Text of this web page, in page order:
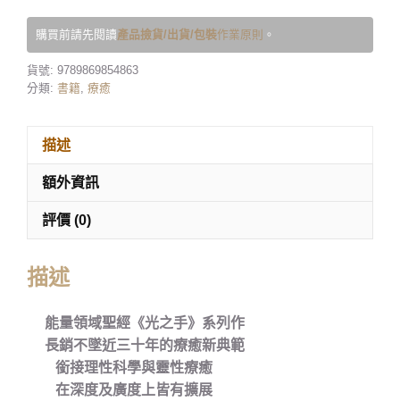
購買前請先閱讀產品撿貨/出貨/包裝作業原則 。
貨號: 9789869854863
分類: 書籍 療癒
描述
額外資訊
評價 (0)
描述
能量領域聖經《光之手》系列作
長銷不墜近三十年的療癒新典範
銜接理性科學與靈性療癒
在深度及廣度上皆有擴展